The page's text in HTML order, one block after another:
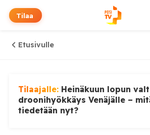
Tilaa
Etusivulle
Tilaajalle: Heinäkuun lopun
droonihyökkäys Venäjälle –
tiedetään nyt?